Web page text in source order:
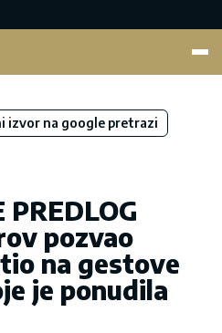
izvor na google pretrazi
PREDLOG
pozvao
na gestove
je ponudila